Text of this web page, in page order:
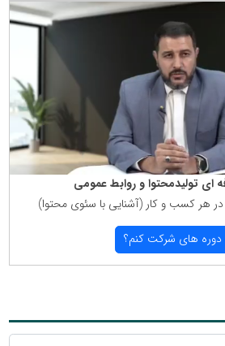
ای تولیدمحتوا و روابط عمومی
هر كسب و كار (آشنایی با سئوی محتوا)
های شركت كنم؟